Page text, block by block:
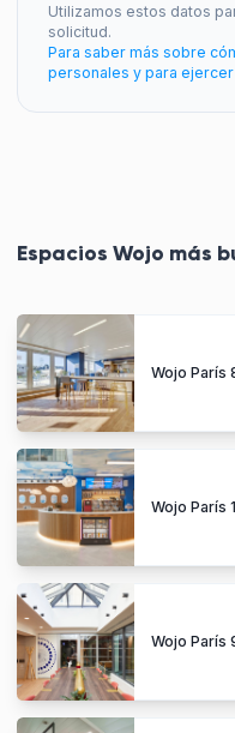
Utilizamos estos datos
solicitud.
Para saber más sobre
personales y para
Espacios Wojo más
Wojo París
Wojo París
Wojo París